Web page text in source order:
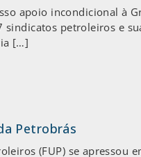
apoio incondicional à
petroleiros e
[…]
Petrobrás
(FUP) se